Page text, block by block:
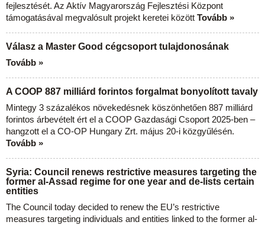
fejlesztését. Az Aktív Magyarország Fejlesztési Központ
támogatásával megvalósult projekt keretei között Tovább »
Válasz a Master Good cégcsoport tulajdonosának
Tovább »
A COOP 887 milliárd forintos forgalmat bonyolított tavaly
Mintegy 3 százalékos növekedésnek köszönhetően 887 milliárd
forintos árbevételt ért el a COOP Gazdasági Csoport 2025-ben –
hangzott el a CO-OP Hungary Zrt. május 20-i közgyűlésén.
Tovább »
Syria: Council renews restrictive measures targeting the
former al-Assad regime for one year and de-lists certain
entities
The Council today decided to renew the EU’s restrictive
measures targeting individuals and entities linked to the former al-